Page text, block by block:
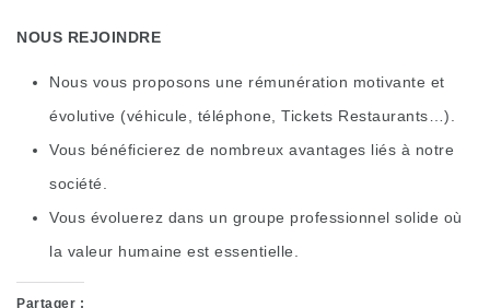
NOUS REJOINDRE
Nous vous proposons une rémunération motivante et
évolutive (véhicule, téléphone, Tickets Restaurants…).
Vous bénéficierez de nombreux avantages liés à notre
société.
Vous évoluerez dans un groupe professionnel solide où
la valeur humaine est essentielle.
Partager :